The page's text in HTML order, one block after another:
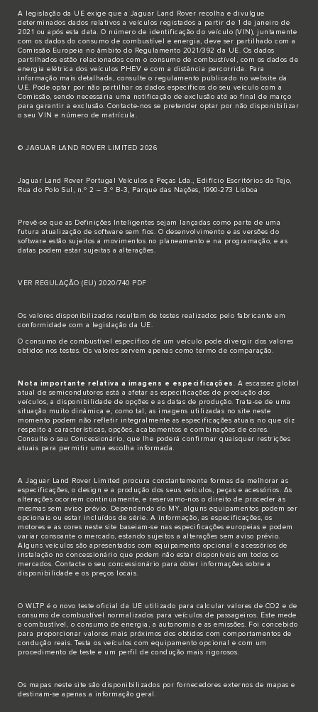
A legislação da UE exige que a Jaguar Land Rover recolha e divulgue
determinados dados relativos a veículos registados a partir de 1 de janeiro de
2021 ou após esta data. O número de identificação do veículo (VIN), juntamente
com os dados do consumo de combustível e energia, deve ser partilhado com a
Comissão Europeia no âmbito do Regulamento 2021/392 da UE. Os dados
partilhados estão relacionados com o consumo de combustível, com os dados de
energia elétrica dos veículos PHEV e com a distância percorrida. Para
informação mais detalhada, consulte o regulamento publicado no website da
UE . Pode optar por não partilhar os dados específicos do seu veículo com a
Comissão, sendo necessária uma notificação de exclusão até ao final de março
para garantir a exclusão. Contacte-nos se pretender optar por não disponibilizar
o seu VIN e número de matrícula.
© JAGUAR LAND ROVER LIMITED 2026
Jaguar Land Rover Portugal Veículos e Peças Lda., Edifício Escritórios do Tejo,
Rua do Polo Sul, n.º 2 – 3.º B-3, Parque das Nações, 1990-273 Lisboa
Prevê-se que as Definições Inteligentes sejam lançadas como parte de uma
futura atualização de software sem fios. O desenvolvimento e as versões do
software estão sujeitos a movimentos no planeamento e na programação, e as
datas podem estar sujeitas a alterações.
VER REGULAÇÃO (EU) 2020/740 PDF
Os valores disponibilizados resultam de testes realizados pelo fabricante em
conformidade com a legislação da UE.
O consumo de combustível específico de um veículo pode divergir dos valores
obtidos nos testes. Os valores servem apenas como termo de comparação.
Nota importante relativa a imagens e especificações
. A escassez global
atual de semicondutores está a afetar as especificações de produção dos
veículos, a disponibilidade de opções e as datas de produção. Trata-se de uma
situação muito dinâmica e, como tal, as imagens utilizadas no site neste
momento podem não refletir integralmente as especificações atuais no que diz
respeito a características, opções, acabamentos e combinações de cores.
Consulte o seu Concessionário, que lhe poderá confirmar quaisquer restrições
atuais para permitir uma escolha informada.
A Jaguar Land Rover Limited procura constantemente formas de melhorar as
especificações, o design e a produção dos seus veículos, peças e acessórios. As
alterações ocorrem continuamente, e reservamo-nos o direito de proceder às
mesmas sem aviso prévio. Dependendo do MY, alguns equipamentos podem ser
opcionais ou estar incluídos de série. A informação, as especificações, os
motores e as cores neste site baseiam-se nas especificações europeias e podem
variar consoante o mercado, estando sujeitos a alterações sem aviso prévio.
Alguns veículos são apresentados com equipamento opcional e acessórios de
instalação no concessionário que podem não estar disponíveis em todos os
mercados. Contacte o seu concessionário para obter informações sobre a
disponibilidade e os preços locais.
O WLTP é o novo teste oficial da UE utilizado para calcular valores de CO2 e de
consumo de combustível normalizados para veículos de passageiros. Este mede
o combustível, o consumo de energia, a autonomia e as emissões. Foi concebido
para proporcionar valores mais próximos dos obtidos com comportamentos de
condução reais. Testa os veículos com equipamento opcional e com um
procedimento de teste e um perfil de condução mais rigorosos.
Os mapas neste site são disponibilizados por fornecedores externos de mapas e
destinam-se apenas a informação geral.